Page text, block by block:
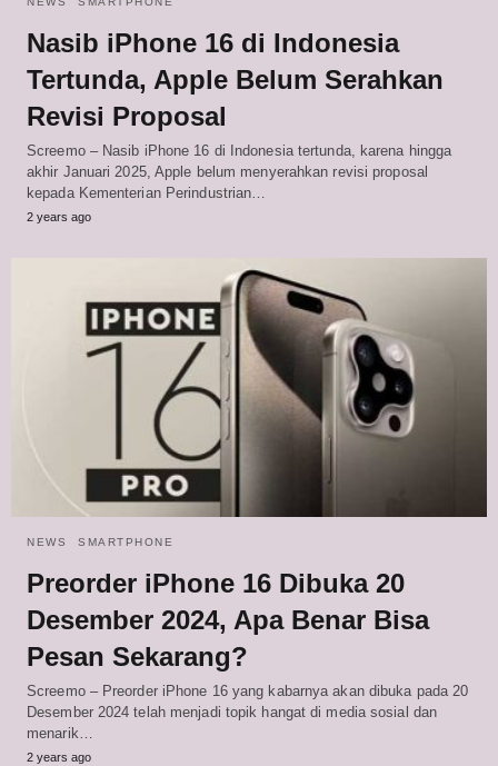
Nasib iPhone 16 di Indonesia
Tertunda, Apple Belum Serahkan
Revisi Proposal
Screemo – Nasib iPhone 16 di Indonesia tertunda, karena hingga
akhir Januari 2025, Apple belum menyerahkan revisi proposal
kepada Kementerian Perindustrian…
2 years ago
NEWS SMARTPHONE
Preorder iPhone 16 Dibuka 20
Desember 2024, Apa Benar Bisa
Pesan Sekarang?
Screemo – Preorder iPhone 16 yang kabarnya akan dibuka pada 20
Desember 2024 telah menjadi topik hangat di media sosial dan
menarik…
2 years ago